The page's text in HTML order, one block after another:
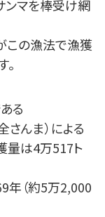
ンマを棒受け網
この漁法で漁獲
る
全さんま）による
量は4万517ト
年（約5万2,000